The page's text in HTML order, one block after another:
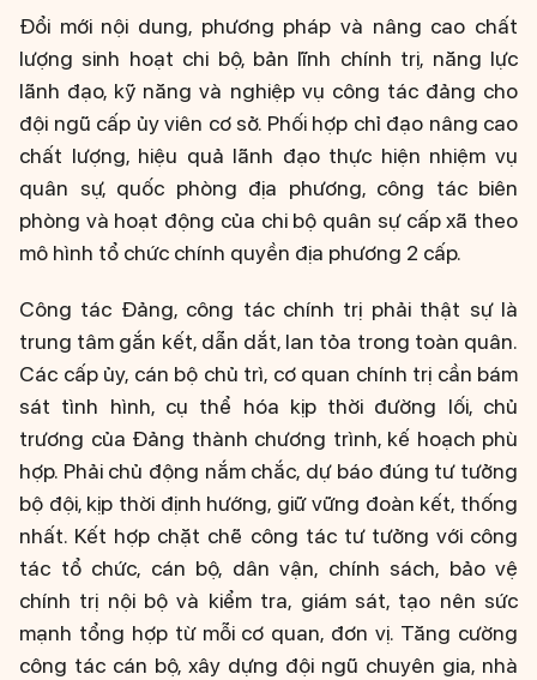
Đổi mới nội dung, phương pháp và nâng cao chất
lượng sinh hoạt chi bộ, bản lĩnh chính trị, năng lực
lãnh đạo, kỹ năng và nghiệp vụ công tác đảng cho
đội ngũ cấp ủy viên cơ sở. Phối hợp chỉ đạo nâng cao
chất lượng, hiệu quả lãnh đạo thực hiện nhiệm vụ
quân sự, quốc phòng địa phương, công tác biên
phòng và hoạt động của chi bộ quân sự cấp xã theo
mô hình tổ chức chính quyền địa phương 2 cấp.
Công tác Đảng, công tác chính trị phải thật sự là
trung tâm gắn kết, dẫn dắt, lan tỏa trong toàn quân.
Các cấp ủy, cán bộ chủ trì, cơ quan chính trị cần bám
sát tình hình, cụ thể hóa kịp thời đường lối, chủ
trương của Đảng thành chương trình, kế hoạch phù
hợp. Phải chủ động nắm chắc, dự báo đúng tư tưởng
bộ đội, kịp thời định hướng, giữ vững đoàn kết, thống
nhất. Kết hợp chặt chẽ công tác tư tưởng với công
tác tổ chức, cán bộ, dân vận, chính sách, bảo vệ
chính trị nội bộ và kiểm tra, giám sát, tạo nên sức
mạnh tổng hợp từ mỗi cơ quan, đơn vị. Tăng cường
công tác cán bộ, xây dựng đội ngũ chuyên gia, nhà